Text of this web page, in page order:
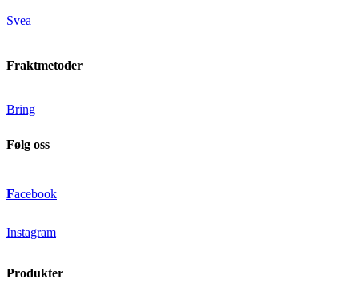
Svea
Fraktmetoder
Bring
Følg oss
Facebook
Instagram
Produkter